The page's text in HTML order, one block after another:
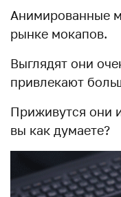
Анимированные
рынке мокапов.
Выглядят они
привлекают
Приживутся они
вы как думаете?